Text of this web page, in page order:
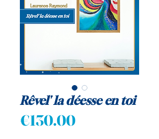
Rêvel' la déesse en toi
€130.00Price